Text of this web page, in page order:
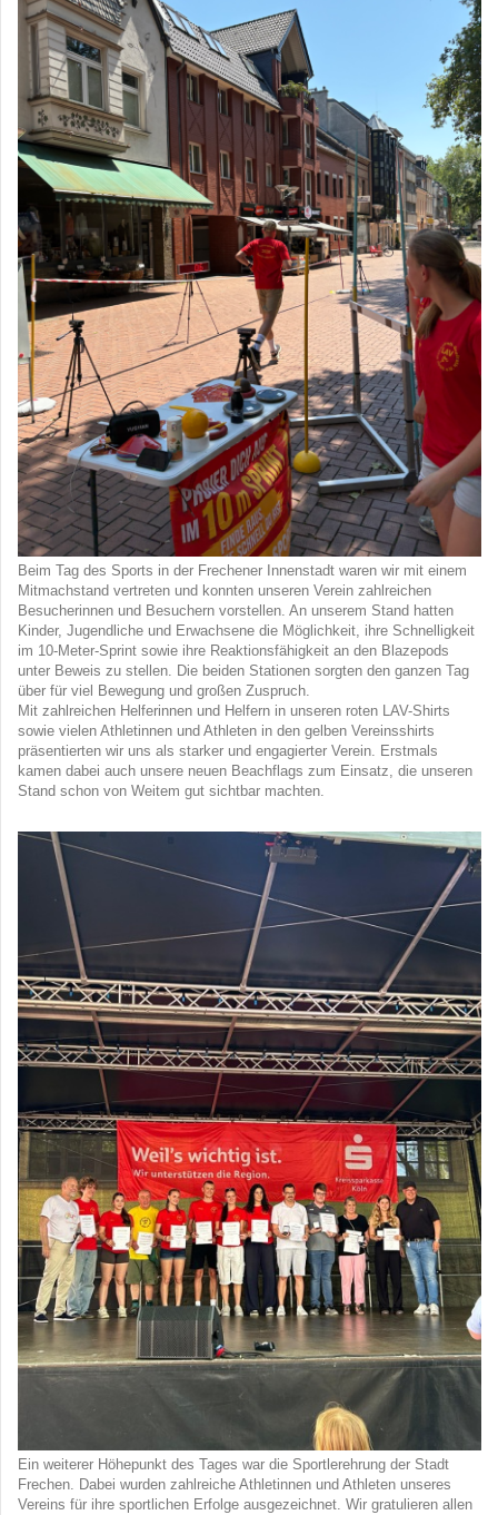
Beim Tag des Sports in der Frechener Innenstadt waren wir mit einem
Mitmachstand vertreten und konnten unseren Verein zahlreichen
Besucherinnen und Besuchern vorstellen. An unserem Stand hatten
Kinder, Jugendliche und Erwachsene die Möglichkeit, ihre Schnelligkeit
im 10-Meter-Sprint sowie ihre Reaktionsfähigkeit an den Blazepods
unter Beweis zu stellen. Die beiden Stationen sorgten den ganzen Tag
über für viel Bewegung und großen Zuspruch.
Mit zahlreichen Helferinnen und Helfern in unseren roten LAV-Shirts
sowie vielen Athletinnen und Athleten in den gelben Vereinsshirts
präsentierten wir uns als starker und engagierter Verein. Erstmals
kamen dabei auch unsere neuen Beachflags zum Einsatz, die unseren
Stand schon von Weitem gut sichtbar machten.
Ein weiterer Höhepunkt des Tages war die Sportlerehrung der Stadt
Frechen. Dabei wurden zahlreiche Athletinnen und Athleten unseres
Vereins für ihre sportlichen Erfolge ausgezeichnet. Wir gratulieren allen